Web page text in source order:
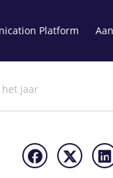
Platform
het jaar